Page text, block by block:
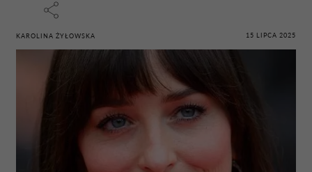
KAROLINA ŻYŁOWSKA 15 LIPCA 2025